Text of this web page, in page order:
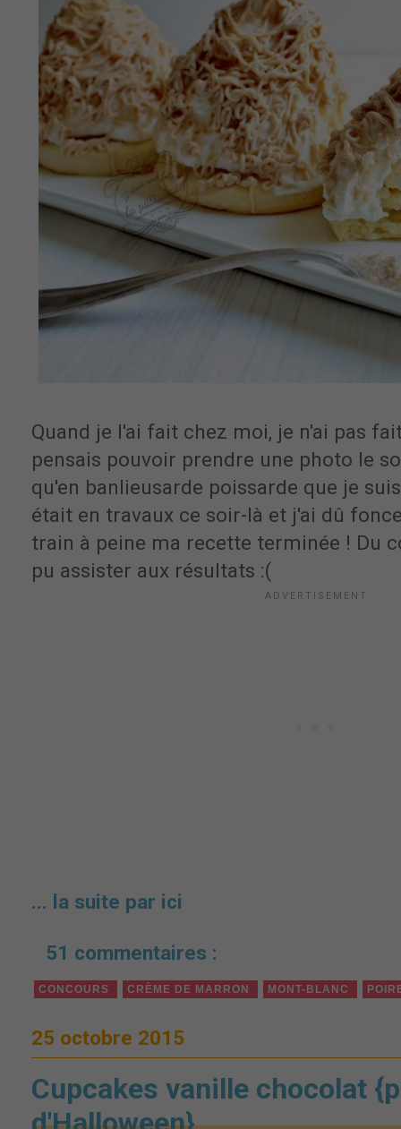
Quand je l'ai fait chez moi, je n'ai pas
pensais pouvoir prendre une photo le
qu'en banlieusarde poissarde que je
était en travaux ce soir-là et j'ai dû
train à peine ma recette terminée ! Du
pu assister aux résultats :(
... la suite par ici
51 commentaires :
CONCOURS CRÈME DE MARRON MONT-BLANC
25 octobre 2015
Cupcakes vanille chocolat